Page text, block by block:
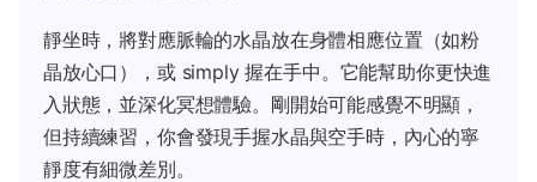
靜坐時，將對應脈輪的水晶放在身體相應位置（如粉
晶放心口），或 simply 握在手中。它能幫助你更快進
入狀態，並深化冥想體驗。剛開始可能感覺不明顯，
但持續練習，你會發現手握水晶與空手時，內心的寧
靜度有細微差別。